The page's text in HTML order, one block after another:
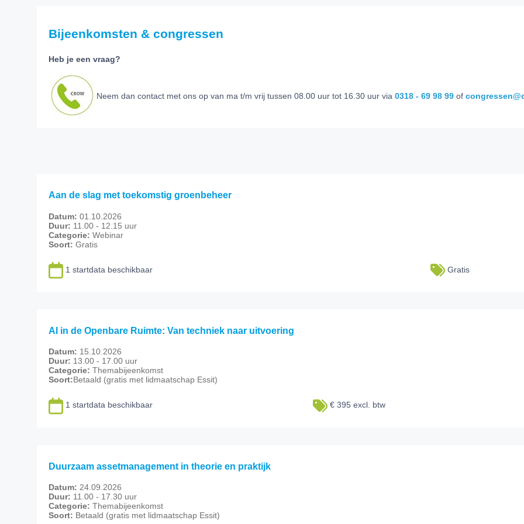
Bijeenkomsten & congressen
Heb je een vraag?
Neem dan contact met ons op van ma t/m vrij tussen 08.00 uur tot 16.30 uur via0318 - 69 98 99 of
Aan de slag met toekomstig groenbeheer
Datum: 01.10.2026
Duur: 11.00 - 12.15 uur
Categorie: Webinar
Soort: Gratis
1 startdata beschikbaar Gratis
AI in de Openbare Ruimte: Van techniek naar uitvoering
Datum: 15.10.2026
Duur: 13.00 - 17.00 uur
Categorie: Themabijeenkomst
Soort:Betaald (gratis met lidmaatschap Essit)
1 startdata beschikbaar € 395 excl. btw
Duurzaam assetmanagement in theorie en praktijk
Datum: 24.09.2026
Duur: 11.00 - 17.30 uur
Categorie: Themabijeenkomst
Soort: Betaald (gratis met lidmaatschap Essit)